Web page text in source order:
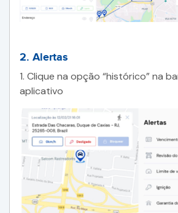
2. Alertas
1. Clique na opção “histórico” na
aplicativo